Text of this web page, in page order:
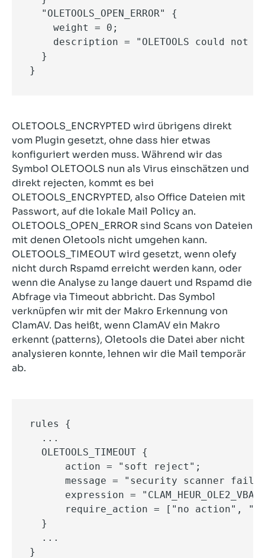
  "OLETOOLS_OPEN_ERROR" {
    weight = 0;
description = "OLETOOLS could not
  }
}
OLETOOLS_ENCRYPTED wird übrigens direkt
vom Plugin gesetzt, ohne dass hier etwas
konfiguriert werden muss. Während wir das
Symbol OLETOOLS nun als Virus einschätzen und
direkt rejecten, kommt es bei
OLETOOLS_ENCRYPTED, also Office Dateien mit
Passwort, auf die lokale Mail Policy an.
OLETOOLS_OPEN_ERROR sind Scans von Dateien
mit denen Oletools nicht umgehen kann.
OLETOOLS_TIMEOUT wird gesetzt, wenn olefy
nicht durch Rspamd erreicht werden kann, oder
wenn die Analyse zu lange dauert und Rspamd die
Abfrage via Timeout abbricht. Das Symbol
verknüpfen wir mit der Makro Erkennung von
ClamAV. Das heißt, wenn ClamAV ein Makro
erkennt (patterns), Oletools die Datei aber nicht
analysieren konnte, lehnen wir die Mail temporär
ab.
rules {
  ...
  OLETOOLS_TIMEOUT {
      action = "soft reject";
message = "security scanner
expression =
require_action = ["no action",
  }
  ...
}